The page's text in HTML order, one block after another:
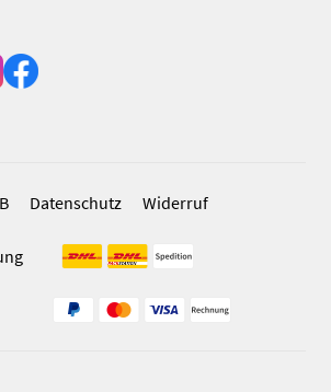
Datenschutz Widerruf